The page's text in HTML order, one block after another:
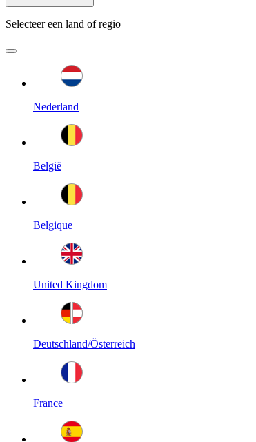
Selecteer een land of regio
Nederland
België
Belgique
United Kingdom
Deutschland/Österreich
France